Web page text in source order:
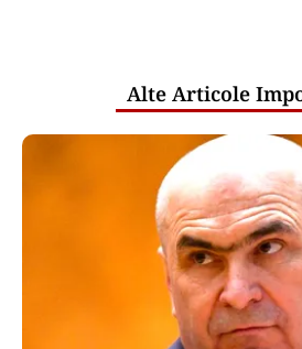
Alte Articole